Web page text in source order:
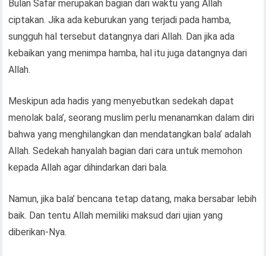
Bulan Safar merupakan bagian dari waktu yang Allah
ciptakan. Jika ada keburukan yang terjadi pada hamba,
sungguh hal tersebut datangnya dari Allah. Dan jika ada
kebaikan yang menimpa hamba, hal itu juga datangnya dari
Allah.
Meskipun ada hadis yang menyebutkan sedekah dapat
menolak bala’, seorang muslim perlu menanamkan dalam diri
bahwa yang menghilangkan dan mendatangkan bala’ adalah
Allah. Sedekah hanyalah bagian dari cara untuk memohon
kepada Allah agar dihindarkan dari bala.
Namun, jika bala’ bencana tetap datang, maka bersabar lebih
baik. Dan tentu Allah memiliki maksud dari ujian yang
diberikan-Nya.